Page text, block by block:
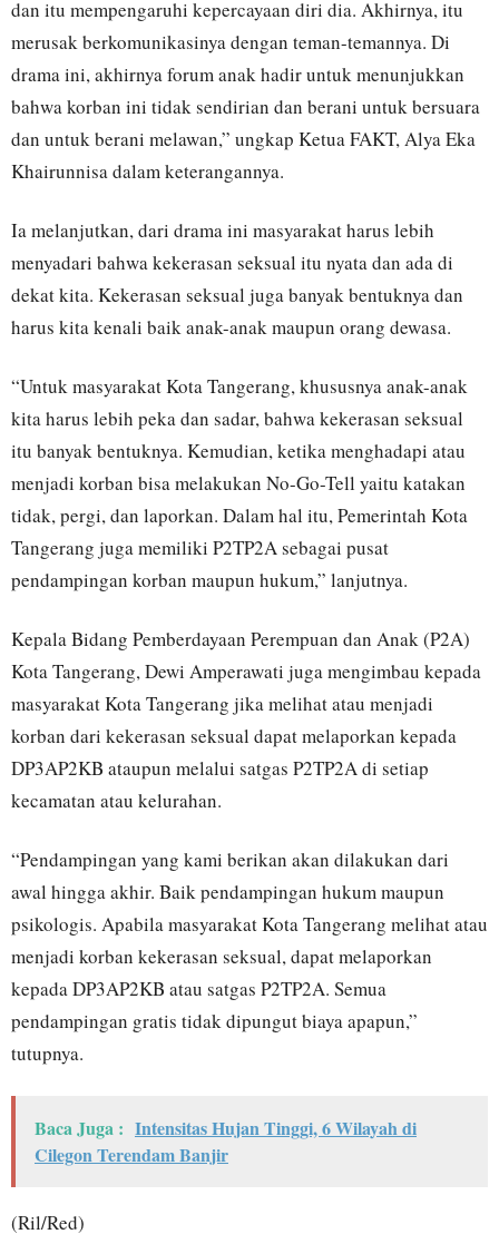
dan itu mempengaruhi kepercayaan diri dia. Akhirnya, itu
merusak berkomunikasinya dengan teman-temannya. Di
drama ini, akhirnya forum anak hadir untuk menunjukkan
bahwa korban ini tidak sendirian dan berani untuk bersuara
dan untuk berani melawan,” ungkap Ketua FAKT, Alya Eka
Khairunnisa dalam keterangannya.
Ia melanjutkan, dari drama ini masyarakat harus lebih
menyadari bahwa kekerasan seksual itu nyata dan ada di
dekat kita. Kekerasan seksual juga banyak bentuknya dan
harus kita kenali baik anak-anak maupun orang dewasa.
“Untuk masyarakat Kota Tangerang, khususnya anak-anak
kita harus lebih peka dan sadar, bahwa kekerasan seksual
itu banyak bentuknya. Kemudian, ketika menghadapi atau
menjadi korban bisa melakukan No-Go-Tell yaitu katakan
tidak, pergi, dan laporkan. Dalam hal itu, Pemerintah Kota
Tangerang juga memiliki P2TP2A sebagai pusat
pendampingan korban maupun hukum,” lanjutnya.
Kepala Bidang Pemberdayaan Perempuan dan Anak (P2A)
Kota Tangerang, Dewi Amperawati juga mengimbau kepada
masyarakat Kota Tangerang jika melihat atau menjadi
korban dari kekerasan seksual dapat melaporkan kepada
DP3AP2KB ataupun melalui satgas P2TP2A di setiap
kecamatan atau kelurahan.
“Pendampingan yang kami berikan akan dilakukan dari
awal hingga akhir. Baik pendampingan hukum maupun
psikologis. Apabila masyarakat Kota Tangerang melihat atau
menjadi korban kekerasan seksual, dapat melaporkan
kepada DP3AP2KB atau satgas P2TP2A. Semua
pendampingan gratis tidak dipungut biaya apapun,”
tutupnya.
Baca Juga : Intensitas Hujan Tinggi, 6 Wilayah di
Cilegon Terendam Banjir
(Ril/Red)